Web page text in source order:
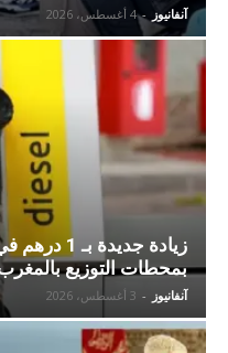
آنفانيوز - 4 أغسطس، 2026
زيادة
بمحطات التوزيع
آنفانيوز - 3 أغسطس، 2026